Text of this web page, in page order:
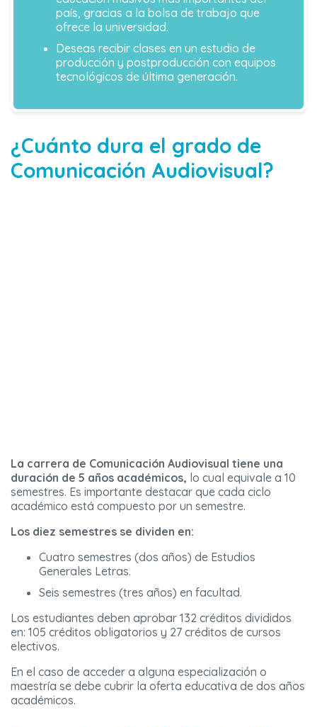
país, gracias a la bolsa de trabajo que
ofrece la universidad.
Deseas recibir clases en un estudio de
producción y postproducción con equipos
tecnológicos de última generación.
¿Cuánto dura el grado de
Comunicación Audiovisual?
La carrera de Comunicación Audiovisual tiene una
duración de 5 años académicos, lo cual equivale a 10
semestres. Es importante destacar que cada ciclo
académico está compuesto por un semestre.
Los diez semestres se dividen en:
Cuatro semestres (dos años) de Estudios
Generales Letras.
Seis semestres (tres años) en facultad.
Los estudiantes deben aprobar 132 créditos divididos
en: 105 créditos obligatorios y 27 créditos de cursos
electivos.
En el caso de acceder a alguna especialización o
maestría se debe cubrir la oferta educativa de dos años
académicos.